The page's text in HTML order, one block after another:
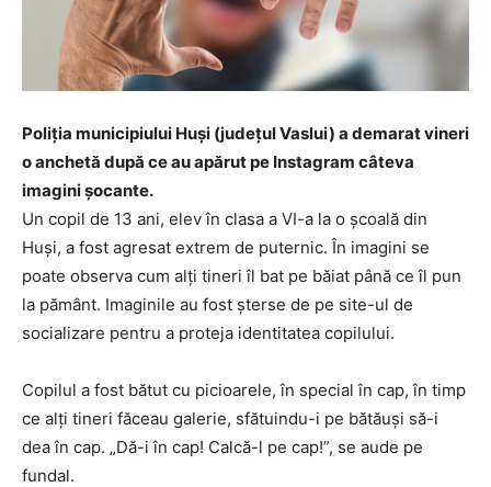
Poliția municipiului Huși (județul Vaslui) a demarat vineri
o anchetă după ce au apărut pe Instagram câteva
imagini șocante.
Un copil de 13 ani, elev în clasa a VI-a la o școală din
Huși, a fost agresat extrem de puternic. În imagini se
poate observa cum alți tineri îl bat pe băiat până ce îl pun
la pământ. Imaginile au fost șterse de pe site-ul de
socializare pentru a proteja identitatea copilului.
Copilul a fost bătut cu picioarele, în special în cap, în timp
ce alți tineri făceau galerie, sfătuindu-i pe bătăuși să-i
dea în cap. „Dă-i în cap! Calcă-l pe cap!”, se aude pe
fundal.